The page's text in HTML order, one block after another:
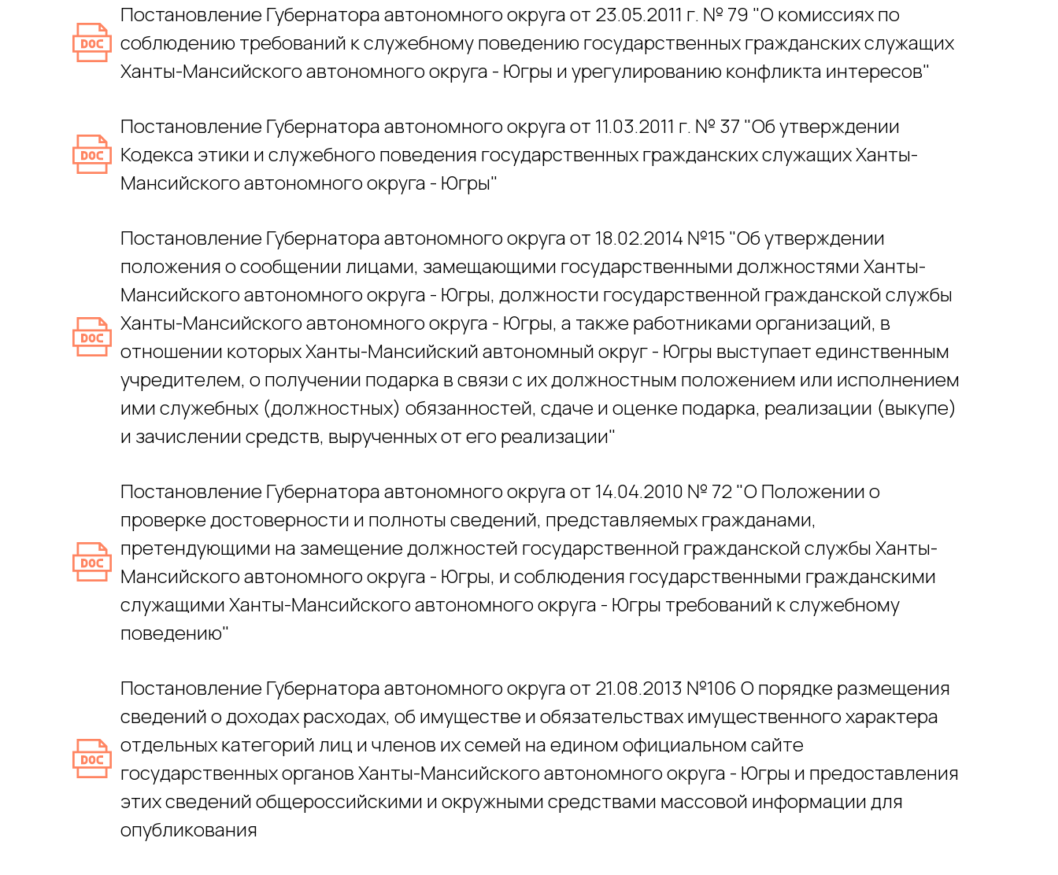
Постановление Губернатора автономного округа от 23.05.2011 г. № 79 "О комиссиях по
соблюдению требований к служебному поведению государственных гражданских служащих
Ханты-Мансийского автономного округа - Югры и урегулированию конфликта интересов"
Постановление Губернатора автономного округа от 11.03.2011 г. № 37 "Об утверждении
Кодекса этики и служебного поведения государственных гражданских служащих Ханты-
Мансийского автономного округа - Югры"
Постановление Губернатора автономного округа от 18.02.2014 №15 "Об утверждении
положения о сообщении лицами, замещающими государственными должностями Ханты-
Мансийского автономного округа - Югры, должности государственной гражданской службы
Ханты-Мансийского автономного округа - Югры, а также работниками организаций, в
отношении которых Ханты-Мансийский автономный округ - Югры выступает единственным
учредителем, о получении подарка в связи с их должностным положением или исполнением
ими служебных (должностных) обязанностей, сдаче и оценке подарка, реализации (выкупе)
и зачислении средств, вырученных от его реализации"
Постановление Губернатора автономного округа от 14.04.2010 № 72 "О Положении о
проверке достоверности и полноты сведений, представляемых гражданами,
претендующими на замещение должностей государственной гражданской службы Ханты-
Мансийского автономного округа - Югры, и соблюдения государственными гражданскими
служащими Ханты-Мансийского автономного округа - Югры требований к служебному
поведению"
Постановление Губернатора автономного округа от 21.08.2013 №106 О порядке размещения
сведений о доходах расходах, об имуществе и обязательствах имущественного характера
отдельных категорий лиц и членов их семей на едином официальном сайте
государственных органов Ханты-Мансийского автономного округа - Югры и предоставления
этих сведений общероссийскими и окружными средствами массовой информации для
опубликования